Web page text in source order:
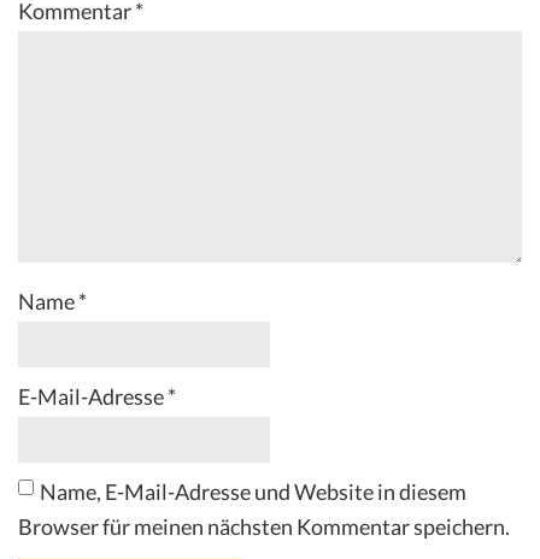
Kommentar*
Name*
E-Mail-Adresse*
Name, E-Mail-Adresse und Website in diesem
Browser für meinen nächsten Kommentar speichern.